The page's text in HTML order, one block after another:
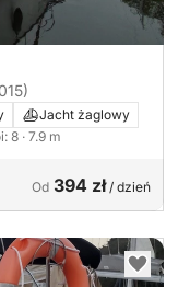
Jacht żaglowy
8 · 7.9 m
Od 394 zł/ dzień